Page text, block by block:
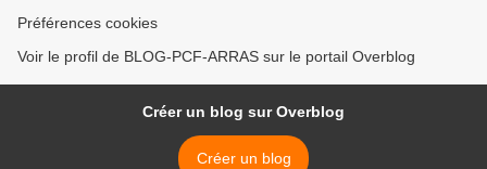
Préférences cookies
Voir le profil de BLOG-PCF-ARRAS sur le portail Overblog
Créer un blog sur Overblog
Créer un blog